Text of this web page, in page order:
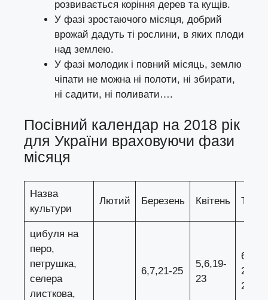
розвивається коріння дерев та кущів.
У фазі зростаючого місяця, добрий
врожай дадуть ті рослини, в яких плоди
над землею.
У фазі молодик і повний місяць, землю
чіпати не можна ні полоти, ні збирати,
ні садити, ні поливати….
Посівний календар на 2018 рік
для України враховуючи фази
місяця
Назва
культури
Лютий Березень Квітень
цибуля на
перо,
петрушка,
селера
листкова,
6,7,21-25
5,6,19-
23
6-8,
24,
26,27